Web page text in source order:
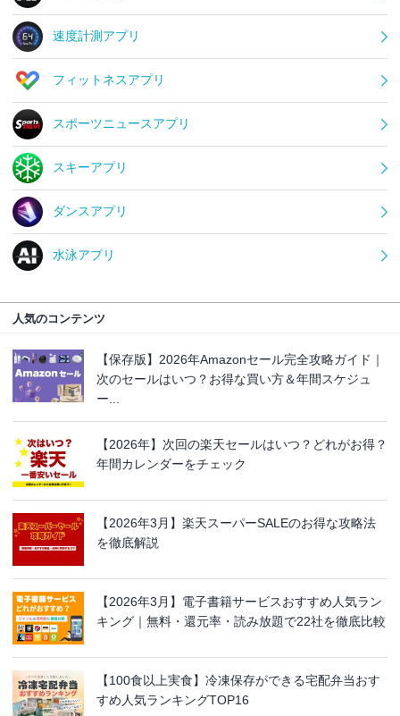
速度計測アプリ
フィットネスアプリ
スポーツニュースアプリ
スキーアプリ
ダンスアプリ
水泳アプリ
人気のコンテンツ
【保存版】2026年Amazonセール完全攻略ガイド｜
次のセールはいつ？お得な買い方＆年間スケジュ
ー...
【2026年】次回の楽天セールはいつ？どれがお得？
年間カレンダーをチェック
【2026年3月】楽天スーパーSALEのお得な攻略法
を徹底解説
【2026年3月】電子書籍サービスおすすめ人気ラン
キング｜無料・還元率・読み放題で22社を徹底比較
【100食以上実食】冷凍保存ができる宅配弁当おす
すめ人気ランキングTOP16